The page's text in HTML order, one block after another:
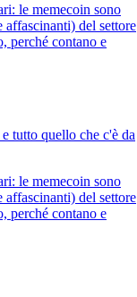
le memecoin sono
del settore
perché contano e
tutto quello che c'è da
le memecoin sono
del settore
perché contano e